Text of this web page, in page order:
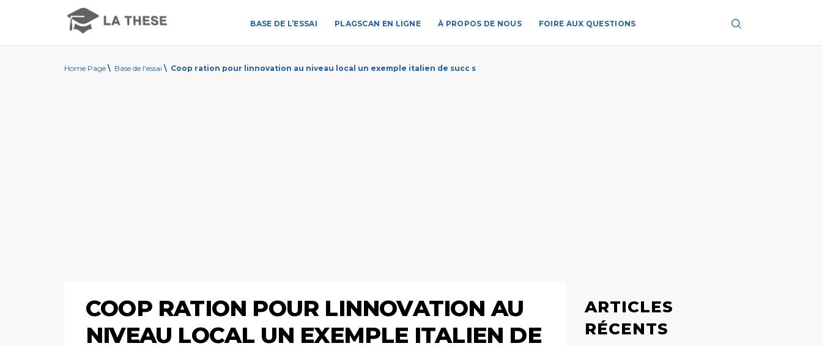
BASE DE L’ESSAI PLAGSCAN EN LIGNE À PROPOS DE NOUS FOIRE AUX QUESTIONS
Home Page \ Base de l'essai \ Coop ration pour linnovation au niveau local un exemple italien de succ s
COOP RATION POUR LINNOVATION AU
NIVEAU LOCAL UN EXEMPLE ITALIEN DE
ARTICLES
RÉCENTS